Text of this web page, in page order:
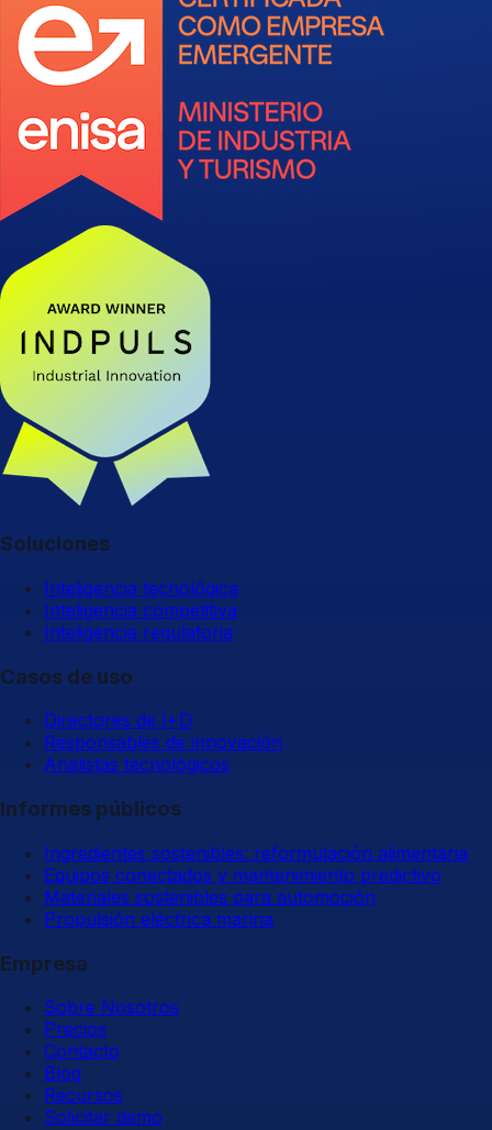
Soluciones
Inteligencia tecnológica
Inteligencia competitiva
Inteligencia regulatoria
Casos de uso
Directores de I+D
Responsables de innovación
Analistas tecnológicos
Informes públicos
Ingredientes sostenibles: reformulación alimentaria
Equipos conectados y mantenimiento predictivo
Materiales sostenibles para automoción
Propulsión eléctrica marina
Empresa
Sobre Nosotros
Precios
Contacto
Blog
Recursos
Solicitar demo